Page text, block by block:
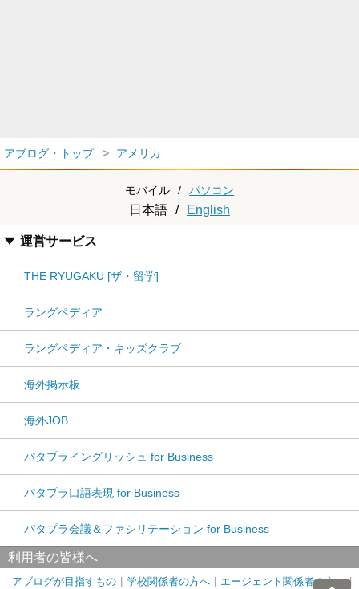
アブログ・トップ アメリカ
モバイル / パソコン
日本語 / English
運営サービス
THE RYUGAKU [ザ・留学]
ラングペディア
ラングペディア・キッズクラブ
海外掲示板
海外JOB
パタプライングリッシュ for Business
パタプラ口語表現 for Business
パタプラ会議＆ファシリテーション for Business
利用者の皆様へ
アブログが目指すもの 学校関係者の方へ エージェント関係者の方へ